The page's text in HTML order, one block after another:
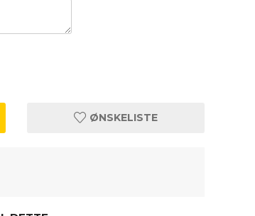
ØNSKELISTE